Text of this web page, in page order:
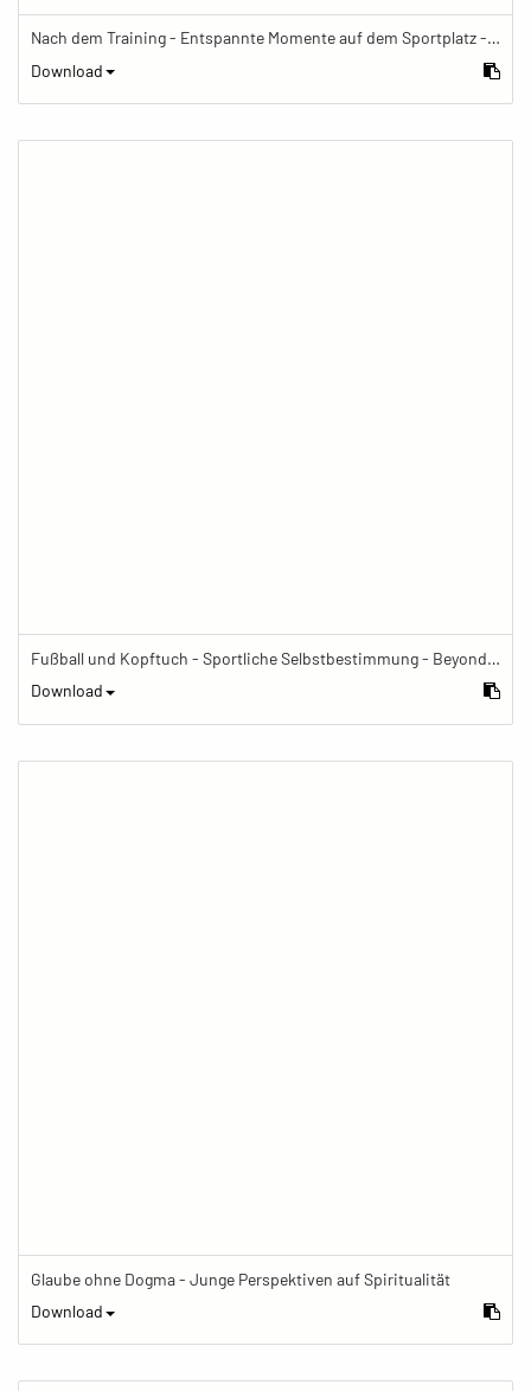
Nach dem Training - Entspannte Momente auf dem Sportplatz - BeyondTheFrame
Download
Fußball und Kopftuch - Sportliche Selbstbestimmung - BeyondTheFrame
Download
Glaube ohne Dogma - Junge Perspektiven auf Spiritualität
Download